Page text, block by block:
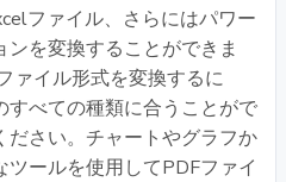
ファイル、さらにはパワー
を変換することができま
ァイル形式を変換するに
すべての種類に合うことがで
ださい。チャートやグラフか
ールを使用してPDFファイ